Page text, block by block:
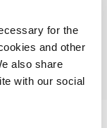
for the
and other
also share
with our social